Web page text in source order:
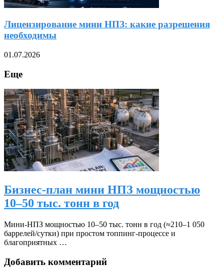
Лицензирование мини НПЗ: какие разрешения
необходимы
01.07.2026
Еще
Бизнес-план мини НПЗ мощностью
10–50 тыс. тонн в год
Мини‑НПЗ мощностью 10–50 тыс. тонн в год (≈210–1 050
баррелей/сутки) при простом топпинг‑процессе и
благоприятных …
Добавить комментарий